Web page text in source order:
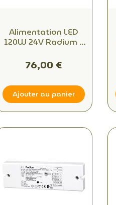
Alimentation LED
120W 24V Radium –
pré-câblé –
Installation rapide
76,00 €
Ajouter au panier